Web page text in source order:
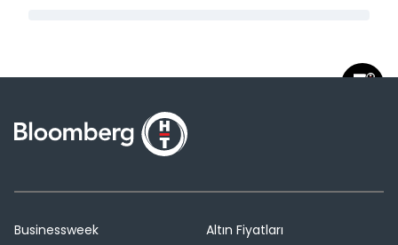
Businessweek
Altın Fiyatları